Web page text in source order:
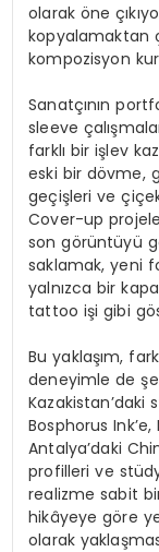
olarak öne
kopyalamaktan
kompozisyon
Sanatçının
sleeve
farklı bir işlev
eski bir dövme,
geçişleri ve
Cover-up
son görüntüyü
saklamak, yeni
yalnızca bir
tattoo işi gibi
Bu yaklaşım,
deneyimle de
Kazakistan’daki
Bosphorus
Antalya’daki
profilleri ve
realizme sabit
hikâyeye göre
olarak